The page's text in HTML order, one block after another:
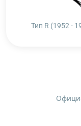
Тип R (1952 -